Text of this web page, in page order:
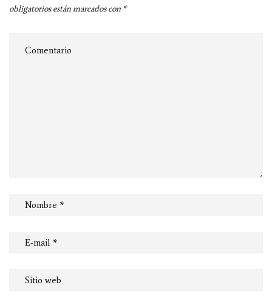
obligatorios están marcados con *